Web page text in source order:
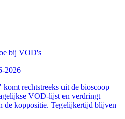
bij VOD's
2026
rechtstreeks uit de bioscoop
VOD-lijst en verdringt
koppositie. Tegelijkertijd blijven